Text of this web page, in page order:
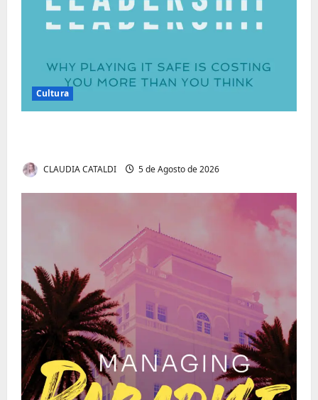
Cultura
CLAUDIA CATALDI 5 de Agosto de 2026